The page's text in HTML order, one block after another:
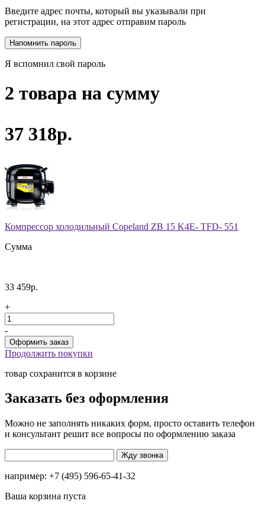
Введите адрес почты, который вы указывали при
регистрации, на этот адрес отправим пароль
Я вспомнил свой пароль
2 товара на сумму
37 318р.
Компрессор холодильный Copeland ZB 15 K4E- TFD- 551
Сумма
33 459р.
+
-
Продолжить покупки
товар сохранится в корзине
Заказать без оформления
Можно не заполнять никаких форм, просто оставить телефон
и консультант решит все вопросы по оформлению заказа
например: +7 (495) 596-65-41-32
Ваша корзина пуста